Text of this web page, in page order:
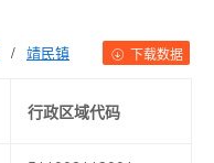
/ 靖民镇 下载数据
行政区域代码